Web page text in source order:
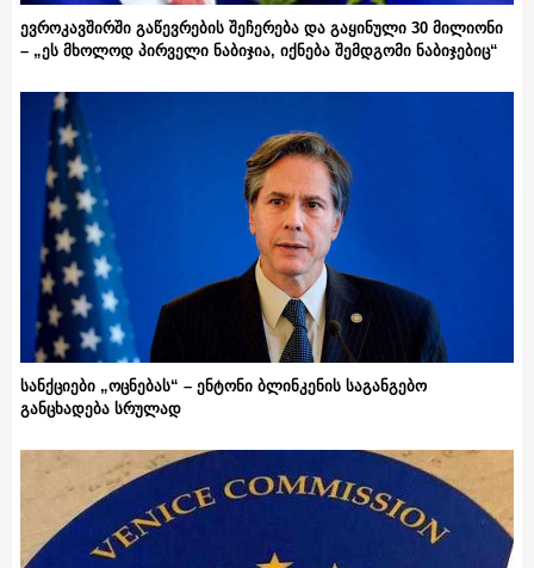
ევროკავშირში გაწევრების შეჩერება და გაყინული 30 მილიონი
– „ეს მხოლოდ პირველი ნაბიჯია, იქნება შემდგომი ნაბიჯებიც“
სანქციები „ოცნებას“ – ენტონი ბლინკენის საგანგებო
განცხადება სრულად